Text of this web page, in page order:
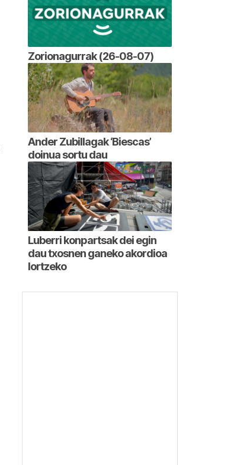
Zorionagurrak (26-08-07)
Ander Zubillagak ‘Biescas’
doinua sortu dau
Luberri konpartsak dei egin
dau txosnen ganeko akordioa
lortzeko